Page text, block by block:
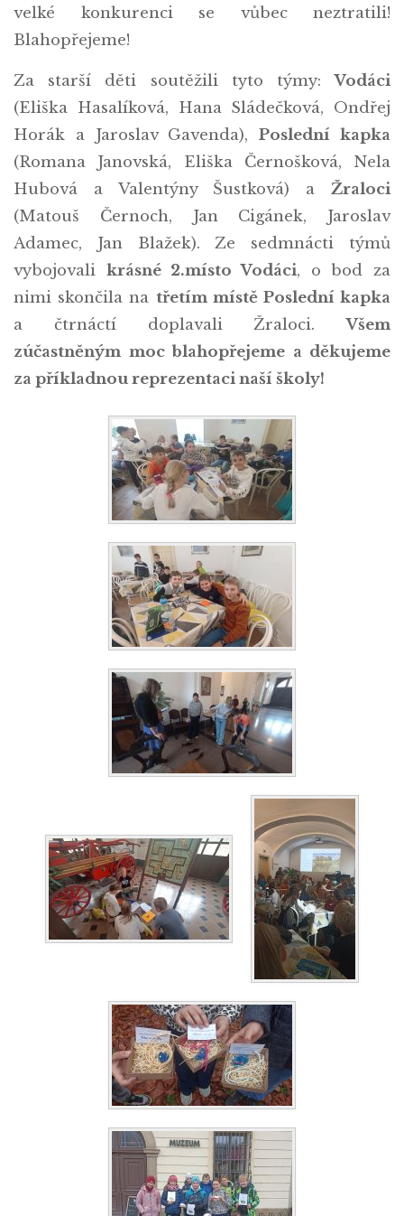
velké konkurenci se vůbec neztratili!
Blahopřejeme!
Za starší děti soutěžili tyto týmy:Vodáci
(Eliška Hasalíková, Hana Sládečková, Ondřej
Horák a Jaroslav Gavenda),Poslední kapka
(Romana Janovská, Eliška Černošková, Nela
Hubová a Valentýny Šustková) a Žraloci
(Matouš Černoch, Jan Cigánek, Jaroslav
Adamec, Jan Blažek). Ze sedmnácti týmů
vybojovali krásné 2.místo Vodáci, o bod za
nimi skončila na třetím místě Poslední kapka
a čtrnáctí doplavali Žraloci.Všem
zúčastněným moc blahopřejeme a děkujeme
za příkladnou reprezentaci naší školy!